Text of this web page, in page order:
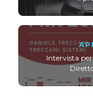
Intervista